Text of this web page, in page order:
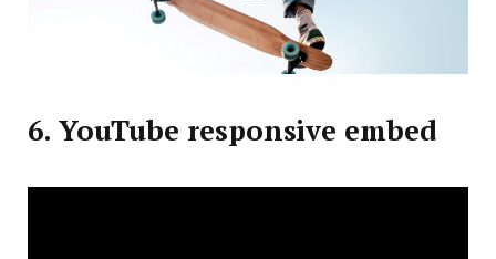
6. YouTube responsive embed